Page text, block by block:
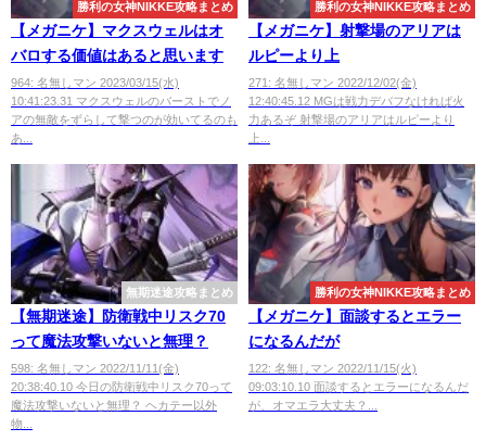
勝利の女神NIKKE攻略まとめ
【メガニケ】マクスウェルはオ
バロする価値はあると思います
964: 名無しマン 2023/03/15(水)
10:41:23.31 マクスウェルのバーストでノ
アの無敵をずらして撃つのが効いてるのも
あ...
勝利の女神NIKKE攻略まとめ
【メガニケ】射撃場のアリアは
ルピーより上
271: 名無しマン 2022/12/02(金)
12:40:45.12 MGは戦力デバフなければ火
力あるぞ 射撃場のアリアはルピーより
上...
無期迷途攻略まとめ
【無期迷途】防衛戦中リスク70
って魔法攻撃いないと無理？
598: 名無しマン 2022/11/11(金)
20:38:40.10 今日の防衛戦中リスク70って
魔法攻撃いないと無理？ ヘカテー以外
物...
勝利の女神NIKKE攻略まとめ
【メガニケ】面談するとエラー
になるんだが
122: 名無しマン 2022/11/15(火)
09:03:10.10 面談するとエラーになるんだ
が、オマエラ大丈夫？...